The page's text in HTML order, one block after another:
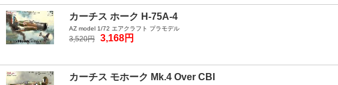
カーチス ホーク H-75A-4
AZ model 1/72 エアクラフト プラモデル
3,520円 3,168円
カーチス モホーク Mk.4 Over CBI